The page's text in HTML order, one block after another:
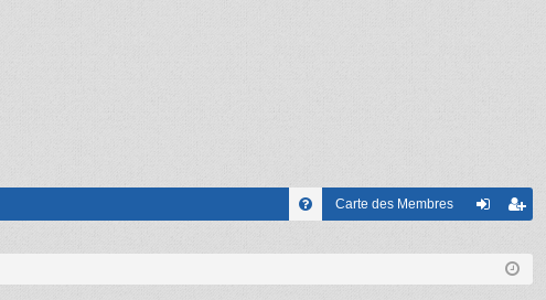
Carte des Membres
nr